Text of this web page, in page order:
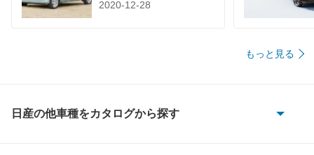
2020-12-28
もっと見る
日産の他車種をカタログから探す